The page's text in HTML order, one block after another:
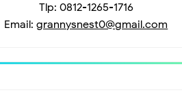
Tlp: 0812-1265-1716
Email:grannysnest0@gmail.com